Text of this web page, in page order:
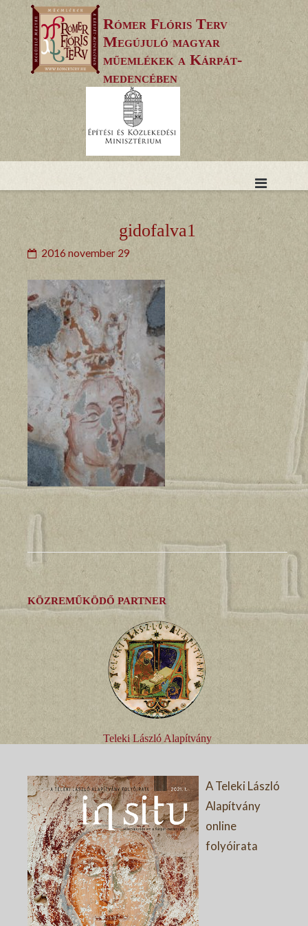
to
content
Rómer Flóris Terv
Megújuló magyar
műemlékek a Kárpát-
medencében
gidofalva1
2016 november 29
KÖZREMŰKÖDŐ PARTNER
Teleki László Alapítvány
A Teleki László
Alapítvány
online
folyóirata